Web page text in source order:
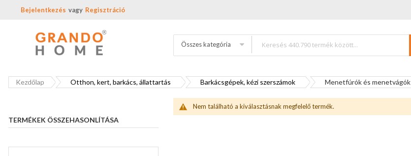
Bejelentkezés Regisztráció
Összes kategória
Kezdőlap Otthon, kert, barkács, állattartás Barkácsgépek, kézi szerszámok Menetfúrók és menetvágók
Nem található a kiválasztásnak megfelelő termék.
TERMÉKEK ÖSSZEHASONLÍTÁSA